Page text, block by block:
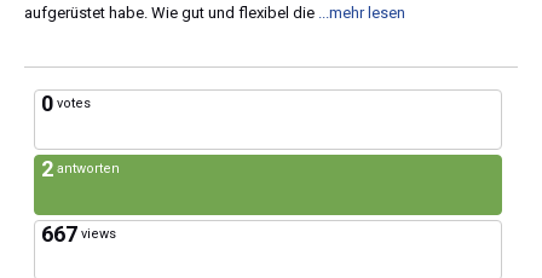
aufgerüstet habe. Wie gut und flexibel die
...mehr lesen
0 votes
2 antworten
667 views